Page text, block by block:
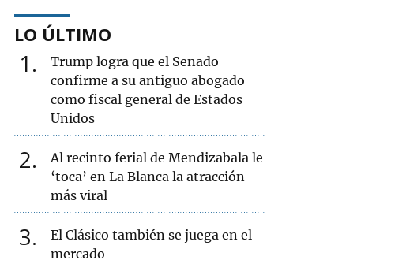
LO ÚLTIMO
1
Trump logra que el Senado
confirme a su antiguo abogado
como fiscal general de Estados
Unidos
2
Al recinto ferial de Mendizabala le
‘toca’ en La Blanca la atracción
más viral
3
El Clásico también se juega en el
mercado